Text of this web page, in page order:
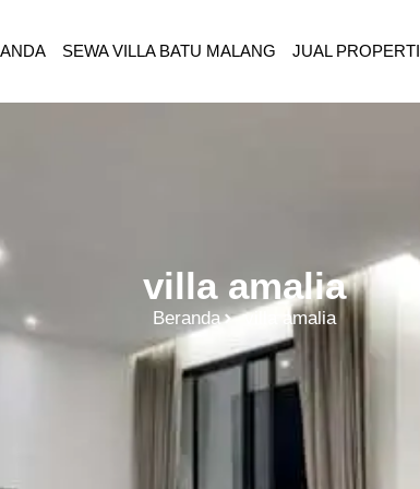
SEWA VILLA BATU MALANG JUAL PROPERTI
villa amalia
Beranda villa amalia